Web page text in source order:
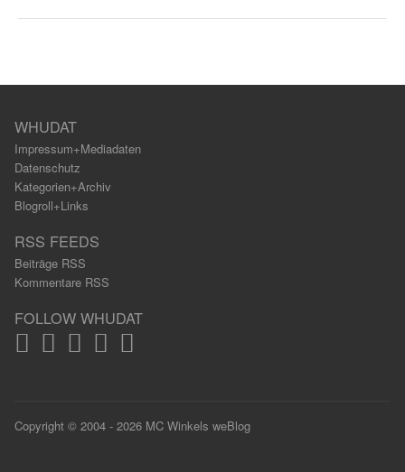
WHUDAT
Impressum+Mediadaten
Datenschutz
Kategorien+Archiv
Blogroll+Links
RSS FEEDS
Beiträge RSS
Kommentare RSS
FOLLOW WHUDAT
Copyright © 2004 - 2026 MC Winkels weBlog